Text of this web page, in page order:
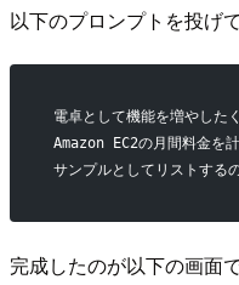
以下のプロンプトを投げ
電卓として機能を増やした
Amazon EC2の月間料金を
サンプルとしてリストす
完成したのが以下の画面